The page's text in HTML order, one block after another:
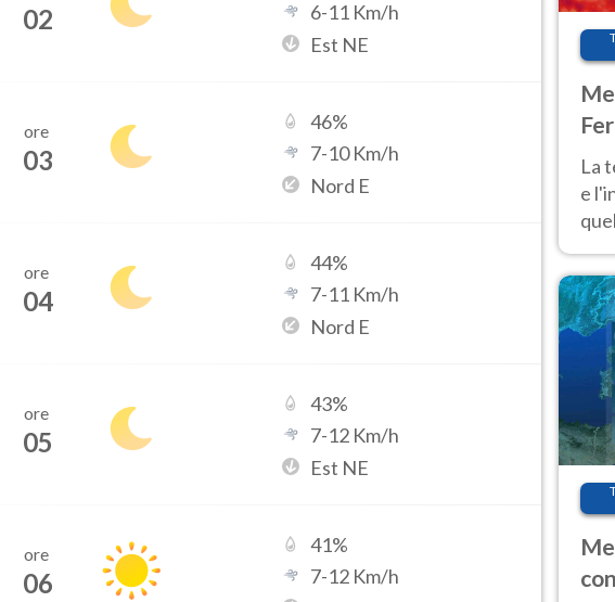
02 6-11 Km/h
Est NE
ore
03
46%
7-10Km/h
Nord E
ore
04
44%
7-11 Km/h
Nord E
ore
05
43%
7-12 Km/h
Est NE
ore
06
41%
7-12 Km/h
La
e